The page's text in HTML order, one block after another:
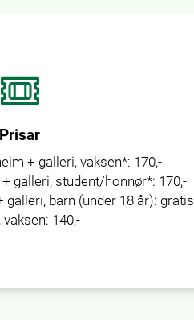
Prisar
+ galleri, vaksen*: 170,-
galleri, student/honnør*: 170,-
barn (under 18 år): gratis
vaksen: 140,-